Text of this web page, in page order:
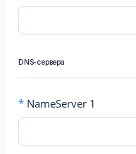
DNS-сервера
* NameServer 1